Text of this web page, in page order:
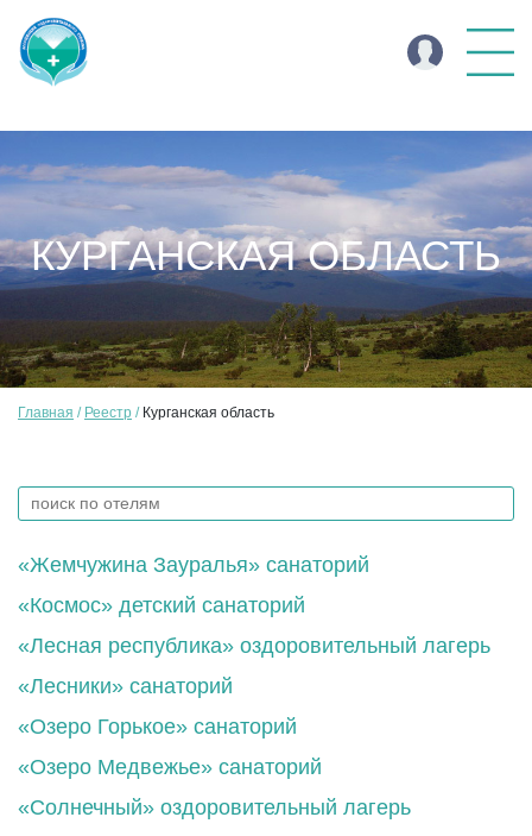
КУРГАНСКАЯ ОБЛАСТЬ
Главная Реестр Курганская область
«Жемчужина Зауралья» санаторий
«Космос» детский санаторий
«Лесная республика» оздоровительный лагерь
«Лесники» санаторий
«Озеро Горькое» санаторий
«Озеро Медвежье» санаторий
«Солнечный» оздоровительный лагерь